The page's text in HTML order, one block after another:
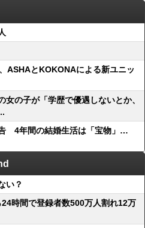
ASHAとKOKONAによる新ユニッ
の子が「学歴で優遇しないとか、
4年間の結婚生活は「宝物」…
い？
時間で登録者数500万人割れ12万